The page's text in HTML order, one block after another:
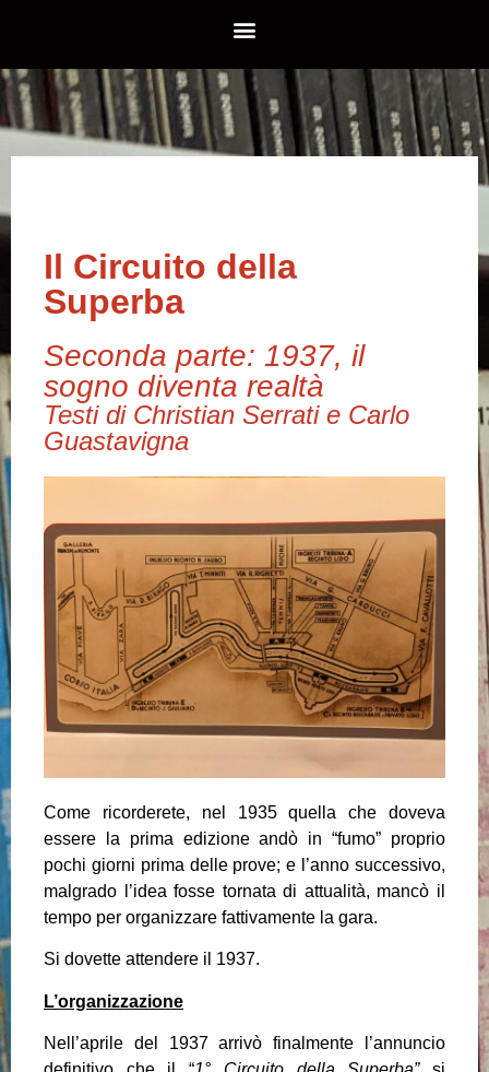
Il Circuito della
Superba
Seconda parte: 1937, il
sogno diventa realtà
Testi di Christian Serrati e Carlo
Guastavigna
Come ricorderete, nel 1935 quella che doveva
essere la prima edizione andò in “fumo” proprio
pochi giorni prima delle prove; e l’anno successivo,
malgrado l’idea fosse tornata di attualità, mancò il
tempo per organizzare fattivamente la gara.
Si dovette attendere il 1937.
L’organizzazione
Nell’aprile del 1937 arrivò finalmente l’annuncio